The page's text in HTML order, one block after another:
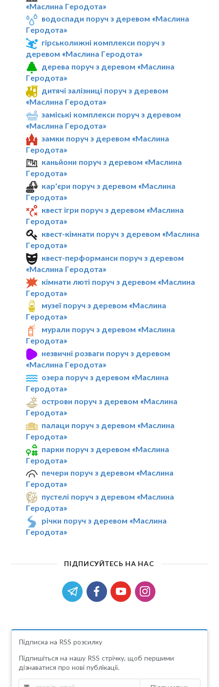
«Маслина Геродота»
водоспади поруч з деревом «Маслина
Геродота»
гірськолижні комплекси поруч з
деревом «Маслина Геродота»
дерева поруч з деревом «Маслина
Геродота»
дитячі залізниці поруч з деревом
«Маслина Геродота»
заміські комплекси поруч з деревом
«Маслина Геродота»
замки поруч з деревом «Маслина
Геродота»
каньйони поруч з деревом «Маслина
Геродота»
кар'єри поруч з деревом «Маслина
Геродота»
квест ігри поруч з деревом «Маслина
Геродота»
квест-кімнати поруч з деревом «Маслина
Геродота»
квест-перформанси поруч з деревом
«Маслина Геродота»
кімнати люті поруч з деревом «Маслина
Геродота»
музеї поруч з деревом «Маслина
Геродота»
мурали поруч з деревом «Маслина
Геродота»
незвичні розваги поруч з деревом
«Маслина Геродота»
озера поруч з деревом «Маслина
Геродота»
острови поруч з деревом «Маслина
Геродота»
палаци поруч з деревом «Маслина
Геродота»
парки поруч з деревом «Маслина
Геродота»
печери поруч з деревом «Маслина
Геродота»
пустелі поруч з деревом «Маслина
Геродота»
річки поруч з деревом «Маслина
Геродота»
ПІДПИСУЙТЕСЬ НА НАС
Підписка на RSS розсилку
Підпишіться на нашу RSS стрічку, щоб першими
дізнаватися про нові публікації.